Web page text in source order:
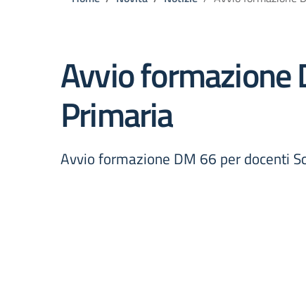
Avvio formazione
Primaria
Avvio formazione DM 66 per docenti